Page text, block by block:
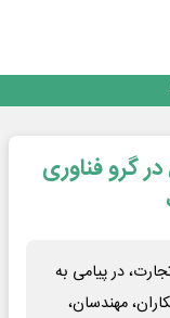
گرو فناوری
در پیامی به
مهندسان،